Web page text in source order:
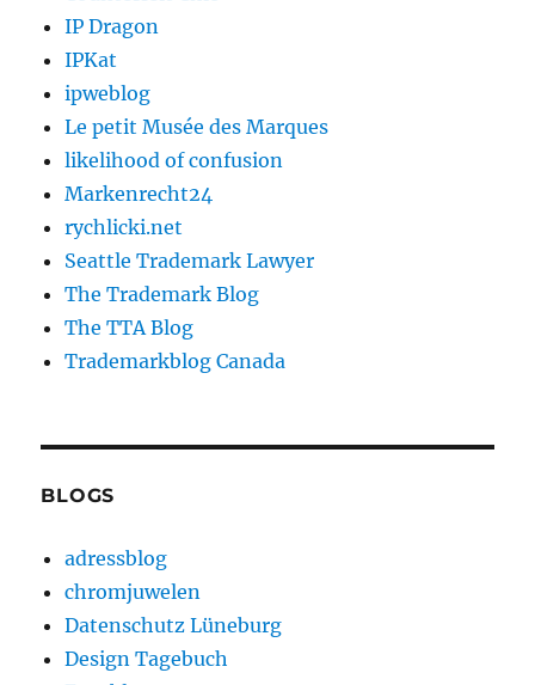
IP Dragon
IPKat
ipweblog
Le petit Musée des Marques
likelihood of confusion
Markenrecht24
rychlicki.net
Seattle Trademark Lawyer
The Trademark Blog
The TTA Blog
Trademarkblog Canada
BLOGS
adressblog
chromjuwelen
Datenschutz Lüneburg
Design Tagebuch